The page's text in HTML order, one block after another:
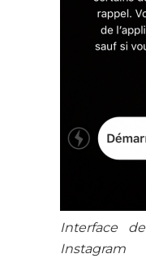
Interface
Instagram